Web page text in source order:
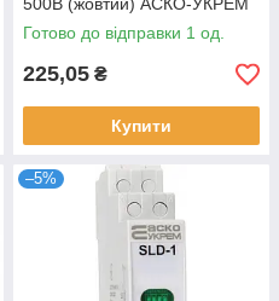
A0190010012
Готово до відправки 1 од.
225,05 ₴
Купити
–5%